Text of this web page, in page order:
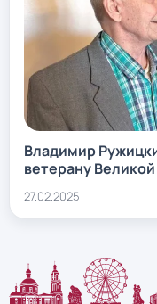
Владимир
ветерану
27.02.2025